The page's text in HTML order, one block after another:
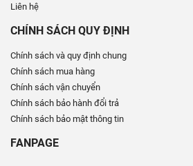
Liên hệ
CHÍNH SÁCH QUY ĐỊNH
Chính sách và quy định chung
Chính sách mua hàng
Chính sách vận chuyển
Chính sách bảo hành đổi trả
Chính sách bảo mật thông tin
FANPAGE